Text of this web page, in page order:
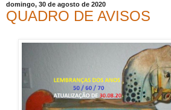
domingo, 30 de agosto de 2020
QUADRO DE AVISOS